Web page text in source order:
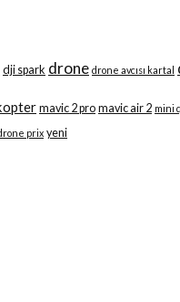
dji spark drone drone avcısı kartal
mavic 2 pro mavic air 2 mini
prix yeni